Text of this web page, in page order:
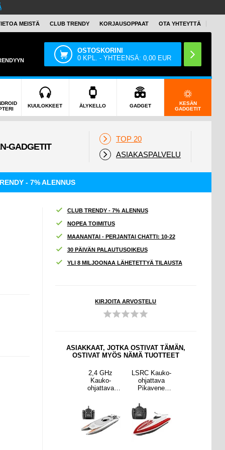
MEISTÄ CLUB TRENDY KORJAUSOPPAAT OTA YHTEYTTÄ
OSTOSKORINI
0 KPL. - YHTEENSÄ:0,00 EUR
KUULOKKEET ÄLYKELLO GADGET
KESÄN
GADGETIT
TOP 20
ASIAKASPALVELU
- 7% ALENNUS
CLUB TRENDY - 7% ALENNUS
NOPEA TOIMITUS
MAANANTAI - PERJANTAI CHATTI: 10-22
30 PÄIVÄN PALAUTUSOIKEUS
YLI 8 MILJOONAA LÄHETETTYÄ TILAUSTA
KIRJOITA ARVOSTELU
ASIAKKAAT, JOTKA OSTIVAT TÄMÄN,
OSTIVAT MYÖS NÄMÄ TUOTTEET
2,4 GHz
Kauko-
ohjattava
Moottorilla -
Hopea
LSRC Kauko-
ohjattava
Pikavene
Paristolla -
Punainen